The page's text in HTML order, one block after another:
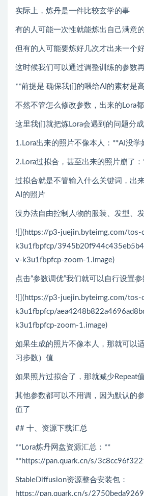
实际上，炼丹是一件比较玄学的事
有的人可能一次性就能炼出自己满意
但有的人可能要炼好几次才出来一个
这时候我们可以通过调整训练的参数
**前提是 确保我们的喂给AI的素材是
不然不管怎么修改参数，出来的Lora
这里我们就把炼Lora会遇到的问题分
1.Lora出来的照片不像本人：**AI没学
2.Lora过拟合，甚至出来的照片崩了
过拟合就是不管输入什么关键词，出
AI的照片
没办法自由控制人物的服装、发型、
![](https://p3-juejin.byteimg.com/tos-
k3u1fbpfcp/
v-k3u1fbpfcp-zoom-1.image)
点击“参数调优”我们就可以自行设置参
![](https://p3-juejin.byteimg.com/tos-
k3u1fbpfcp/
k3u1fbpfcp-zoom-1.image)
如果生成的照片不像本人，那就可以
习步数）值
如果照片过拟合了，那就减少Repeat值
其他参数都可以不用调，因为默认的
值了
## 十、资源下载汇总
**Lora炼丹网盘资源汇总：**
**https://pan.quark.cn/s/
StableDiffusion资源整合安装包：
https://pan.quark.cn/s/2750beda9269